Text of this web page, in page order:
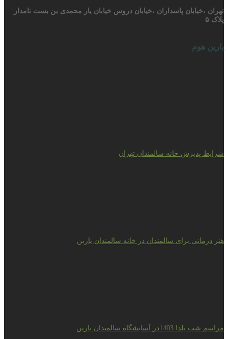
تهران ،خیابان پاسداران ،خیابان دروس خیابان یار محمدی بن بست نامدار
پلاک ۵
یارین هوم
شرایط پذیرش خانه سالمندان تهران
هنر درمانی برای سالمندان در خانه سالمندان یارین
مراسم شب یلدا 1403در آسایشگاه سالمندان یارین